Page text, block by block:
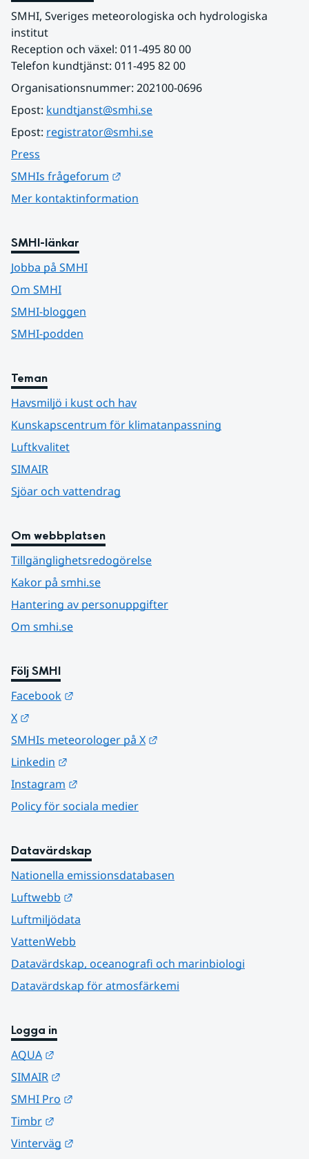
SMHI, Sveriges meteorologiska och hydrologiska
institut
Reception och växel: 011-495 80 00
Telefon kundtjänst: 011-495 82 00
Organisationsnummer: 202100-0696
Epost: kundtjanst@smhi.se
Epost: registrator@smhi.se
Press
SMHIs frågeforum
Mer kontaktinformation
SMHI-länkar
Jobba på SMHI
Om SMHI
SMHI-bloggen
SMHI-podden
Teman
Havsmiljö i kust och hav
Kunskapscentrum för klimatanpassning
Luftkvalitet
SIMAIR
Sjöar och vattendrag
Om webbplatsen
Tillgänglighetsredogörelse
Kakor på smhi.se
Hantering av personuppgifter
Om smhi.se
Följ SMHI
Facebook
X
SMHIs meteorologer på X
Linkedin
Instagram
Policy för sociala medier
Datavärdskap
Nationella emissionsdatabasen
Luftwebb
Luftmiljödata
VattenWebb
Datavärdskap, oceanografi och marinbiologi
Datavärdskap för atmosfärkemi
Logga in
AQUA
SIMAIR
SMHI Pro
Timbr
Vinterväg